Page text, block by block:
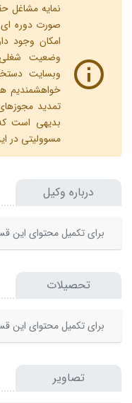
نمایه مشاغل
صورت دوره
امکان وجود
وضعیت
وبسایت
خواهشمندیم
تمدید
بدیهی است
مسوولیتی در
درباره وکیل
برای تکمیل محتوای این
تحصیلات
برای تکمیل محتوای این
تصاویر